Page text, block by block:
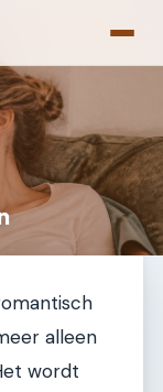
alleen
wordt